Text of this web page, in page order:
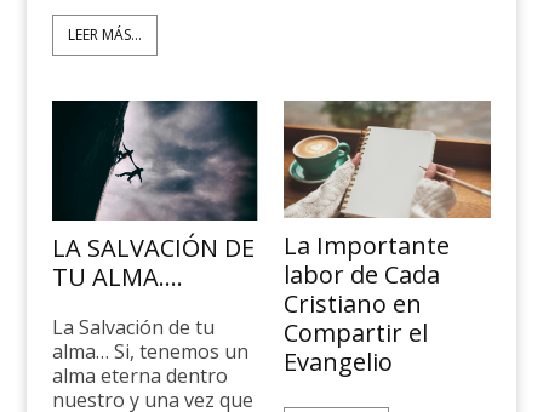
LEER MÁS...
LA SALVACIÓN DE
TU ALMA….
La Salvación de tu
alma… Si, tenemos un
alma eterna dentro
nuestro y una vez que
La Importante
labor de Cada
Cristiano en
Compartir el
Evangelio